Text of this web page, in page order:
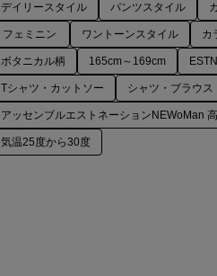
デイリースタイル パンツスタイル
フェミニン ワントーンスタイル カ
ボタニカル柄 165cm～169cm
Tシャツ・カットソー シャツ・ブラウス
アッセンブルエストネーションNEWoMan
気温25度から30度